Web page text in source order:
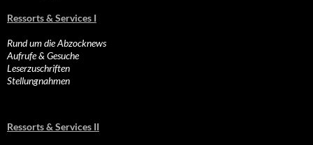
Ressorts & Services I
Rund um die Abzocknews
Aufrufe & Gesuche
Leserzuschriften
Stellungnahmen
Ressorts & Services II